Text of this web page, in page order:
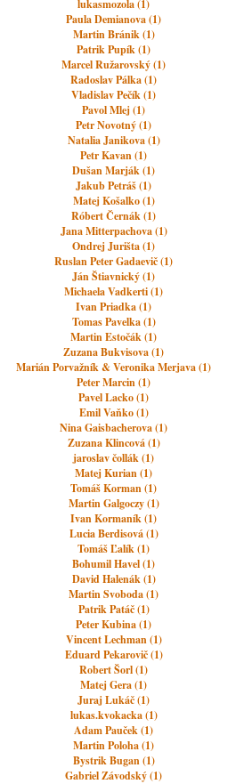
lukasmozola (1)
Paula Demianova (1)
Martin Bránik (1)
Patrik Pupík (1)
Marcel Ružarovský (1)
Radoslav Pálka (1)
Vladislav Pečík (1)
Pavol Mlej (1)
Petr Novotný (1)
Natalia Janikova (1)
Petr Kavan (1)
Dušan Marják (1)
Jakub Petráš (1)
Matej Košalko (1)
Róbert Černák (1)
Jana Mitterpachova (1)
Ondrej Jurišta (1)
Ruslan Peter Gadaevič (1)
Ján Štiavnický (1)
Michaela Vadkerti (1)
Ivan Priadka (1)
Tomas Pavelka (1)
Martin Estočák (1)
Zuzana Bukvisova (1)
Marián Porvažník & Veronika Merjava (1)
Peter Marcin (1)
Pavel Lacko (1)
Emil Vaňko (1)
Nina Gaisbacherova (1)
Zuzana Klincová (1)
jaroslav čollák (1)
Matej Kurian (1)
Tomáš Korman (1)
Martin Galgoczy (1)
Ivan Kormaník (1)
Lucia Berdisová (1)
Tomáš Ľalík (1)
Bohumil Havel (1)
David Halenák (1)
Martin Svoboda (1)
Patrik Patáč (1)
Peter Kubina (1)
Vincent Lechman (1)
Eduard Pekarovič (1)
Robert Šorl (1)
Matej Gera (1)
Juraj Lukáč (1)
lukas.kvokacka (1)
Adam Pauček (1)
Martin Poloha (1)
Bystrik Bugan (1)
Gabriel Závodský (1)